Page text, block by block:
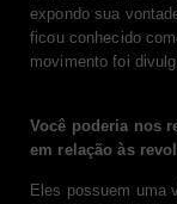
expondo sua
ficou conhecido
movimento foi
Você poderia nos
em relação às
Eles possuem uma